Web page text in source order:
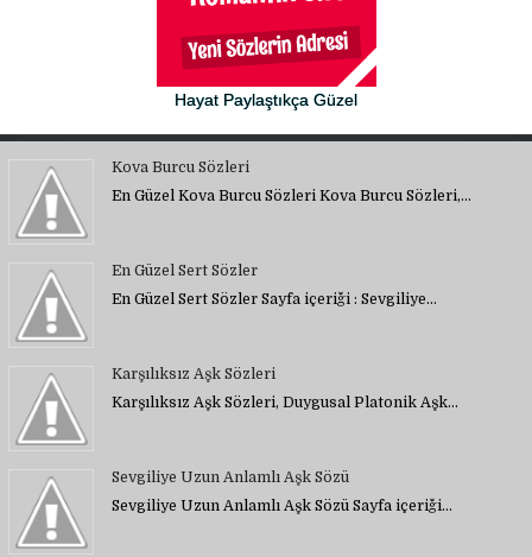
Hayat Paylaştıkça Güzel
Kova Burcu Sözleri
En Güzel Kova Burcu Sözleri Kova Burcu Sözleri,…
En Güzel Sert Sözler
En Güzel Sert Sözler Sayfa içeriği : Sevgiliye…
Karşılıksız Aşk Sözleri
Karşılıksız Aşk Sözleri, Duygusal Platonik Aşk…
Sevgiliye Uzun Anlamlı Aşk Sözü
Sevgiliye Uzun Anlamlı Aşk Sözü Sayfa içeriği…